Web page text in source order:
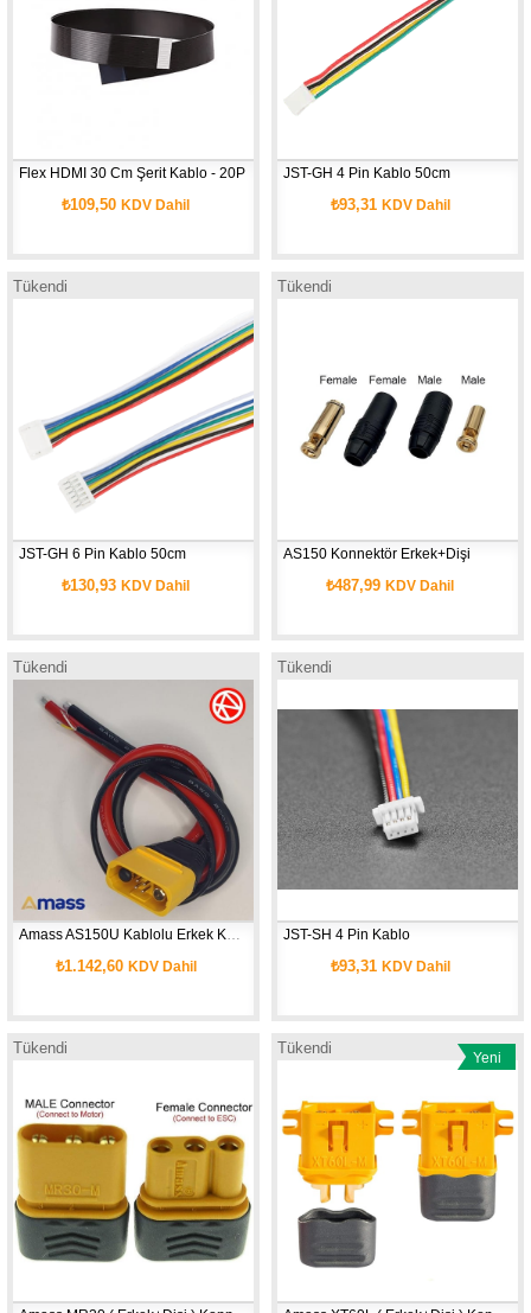
Flex HDMI 30 Cm Şerit Kablo - 20P
₺109,50KDV Dahil
JST-GH 4 Pin Kablo 50cm
₺93,31 KDV Dahil
Tükendi
JST-GH 6 Pin Kablo 50cm
₺130,93KDV Dahil
Tükendi
AS150 Konnektör Erkek+Dişi
₺487,99KDV Dahil
Tükendi
Amass AS150U Kablolu Erkek Konnektör 35 cm 8 AWG
₺1.142,60 KDV Dahil
Tükendi
JST-SH 4 Pin Kablo
₺93,31 KDV Dahil
Tükendi Tükendi
Yeni